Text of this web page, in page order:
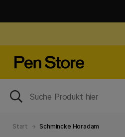
Start Schmincke Horadam